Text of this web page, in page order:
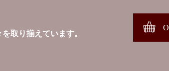
取り揃えています。